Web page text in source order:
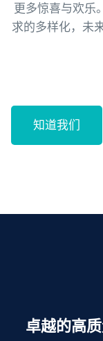
更多惊喜与欢乐
求的多样化，未
知道我们
卓越的高